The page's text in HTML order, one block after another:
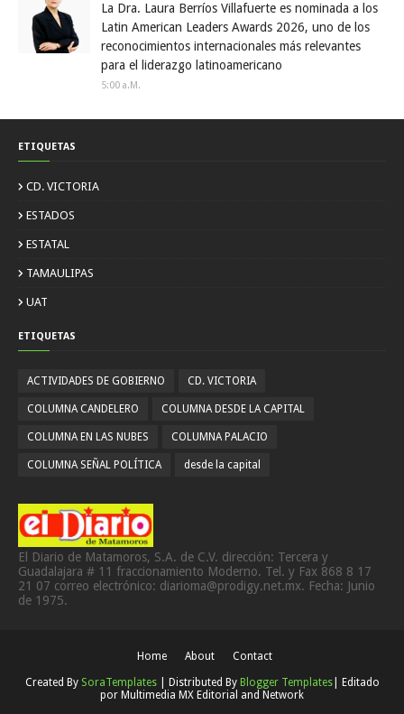
La Dra. Laura Berríos Villafuerte es nominada a los
Latin American Leaders Awards 2026, uno de los
reconocimientos internacionales más relevantes
para el liderazgo latinoamericano
5:00 A.m.
ETIQUETAS
CD. VICTORIA
ESTADOS
ESTATAL
TAMAULIPAS
UAT
ETIQUETAS
ACTIVIDADES DE GOBIERNO CD. VICTORIA
COLUMNA CANDELERO COLUMNA DESDE LA CAPITAL
COLUMNA EN LAS NUBES COLUMNA PALACIO
COLUMNA SEÑAL POLÍTICA desde la capital
El Diario de Matamoros, S.A. de C.V. dirección: Tercera y
Guadalajara # 11 fraccionamiento Moderno. Tel. y Fax 868 8 17
21 07 correo electrónico: diarioma@prodigy.net.mx. Fecha: Junio
de 1975.
Home About Contact
Created By SoraTemplates| Distributed By Blogger Templates| Editado
por Multimedia MX Editorial and Network